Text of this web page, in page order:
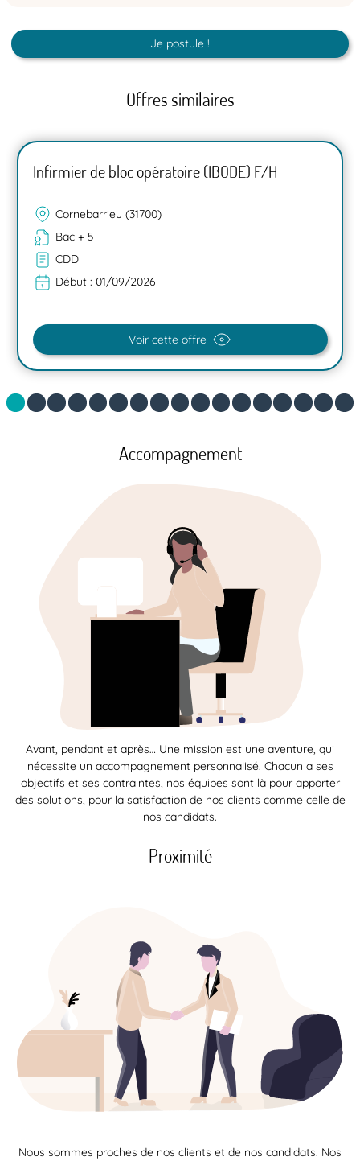
Je postule !
Offres similaires
Infirmier de bloc opératoire (IBODE) F/H
Cornebarrieu (31700)
Bac + 5
CDD
Début : 01/09/2026
Voir cette offre
Accompagnement
Avant, pendant et après… Une mission est une aventure, qui
nécessite un accompagnement personnalisé. Chacun a ses
objectifs et ses contraintes, nos équipes sont là pour apporter
des solutions, pour la satisfaction de nos clients comme celle de
nos candidats.
Proximité
Nous sommes proches de nos clients et de nos candidats. Nos